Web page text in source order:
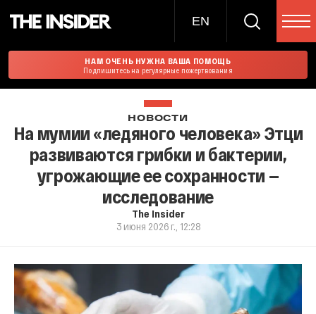
EN
НАМ ОЧЕНЬ НУЖНА ВАША ПОМОЩЬ
Подпишитесь на регулярные пожертвования
НОВОСТИ
На мумии «ледяного человека» Этци
развиваются грибки и бактерии,
угрожающие ее сохранности —
исследование
The Insider
3 июня 2026 г., 12:28